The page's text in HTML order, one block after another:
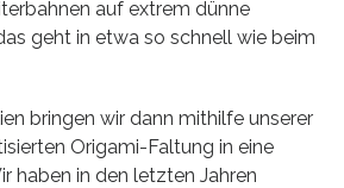
auf extrem dünne
geht in etwa so schnell wie beim
bringen wir dann mithilfe unserer
Origami-Faltung in eine
haben in den letzten Jahren